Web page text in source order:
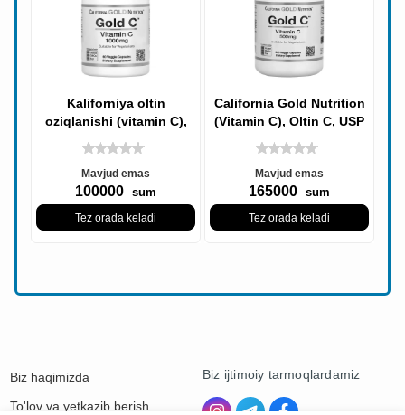
Kaliforniya oltin
oziqlanishi (vitamin C),
oltin C, USP darajasidagi
oltin
Mavjud emas
100000 sum
Tez orada keladi
California Gold Nutrition
(Vitamin C), Oltin C, USP
darajasidagi Vitamin C,
500
Mavjud emas
165000 sum
Tez orada keladi
Biz haqimizda
To'lov va yetkazib berish
Biz ijtimoiy tarmoqlardamiz